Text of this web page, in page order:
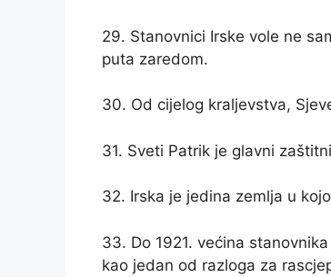
29. Stanovnici Irske vole ne
puta zaredom.
30. Od cijelog kraljevstva,
31. Sveti Patrik je glavni
32. Irska je jedina zemlja u
33. Do 1921. većina
kao jedan od razloga za